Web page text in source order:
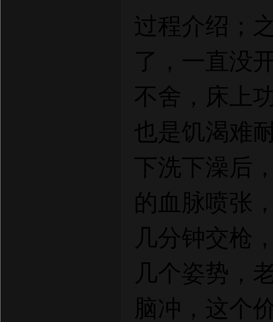
过程介绍；
了，一直没
不舍，床上
也是饥渴难
下洗下澡后
的血脉喷张
几分钟交枪
几个姿势，
脑冲，这个